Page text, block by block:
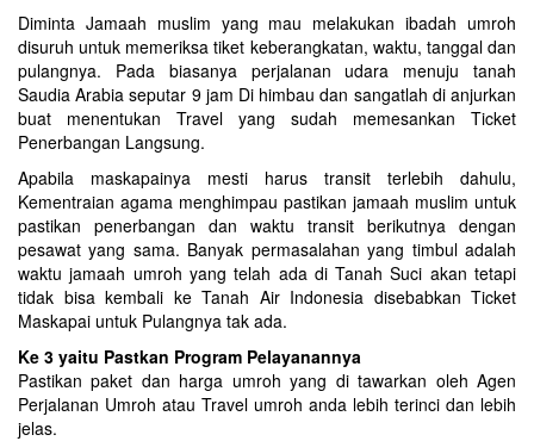
Diminta Jamaah muslim yang mau melakukan ibadah umroh
disuruh untuk memeriksa tiket keberangkatan, waktu, tanggal dan
pulangnya. Pada biasanya perjalanan udara menuju tanah
Saudia Arabia seputar 9 jam Di himbau dan sangatlah di anjurkan
buat menentukan Travel yang sudah memesankan Ticket
Penerbangan Langsung.
Apabila maskapainya mesti harus transit terlebih dahulu,
Kementraian agama menghimpau pastikan jamaah muslim untuk
pastikan penerbangan dan waktu transit berikutnya dengan
pesawat yang sama. Banyak permasalahan yang timbul adalah
waktu jamaah umroh yang telah ada di Tanah Suci akan tetapi
tidak bisa kembali ke Tanah Air Indonesia disebabkan Ticket
Maskapai untuk Pulangnya tak ada.
Ke 3 yaitu Pastkan Program Pelayanannya
Pastikan paket dan harga umroh yang di tawarkan oleh Agen
Perjalanan Umroh atau Travel umroh anda lebih terinci dan lebih
jelas.